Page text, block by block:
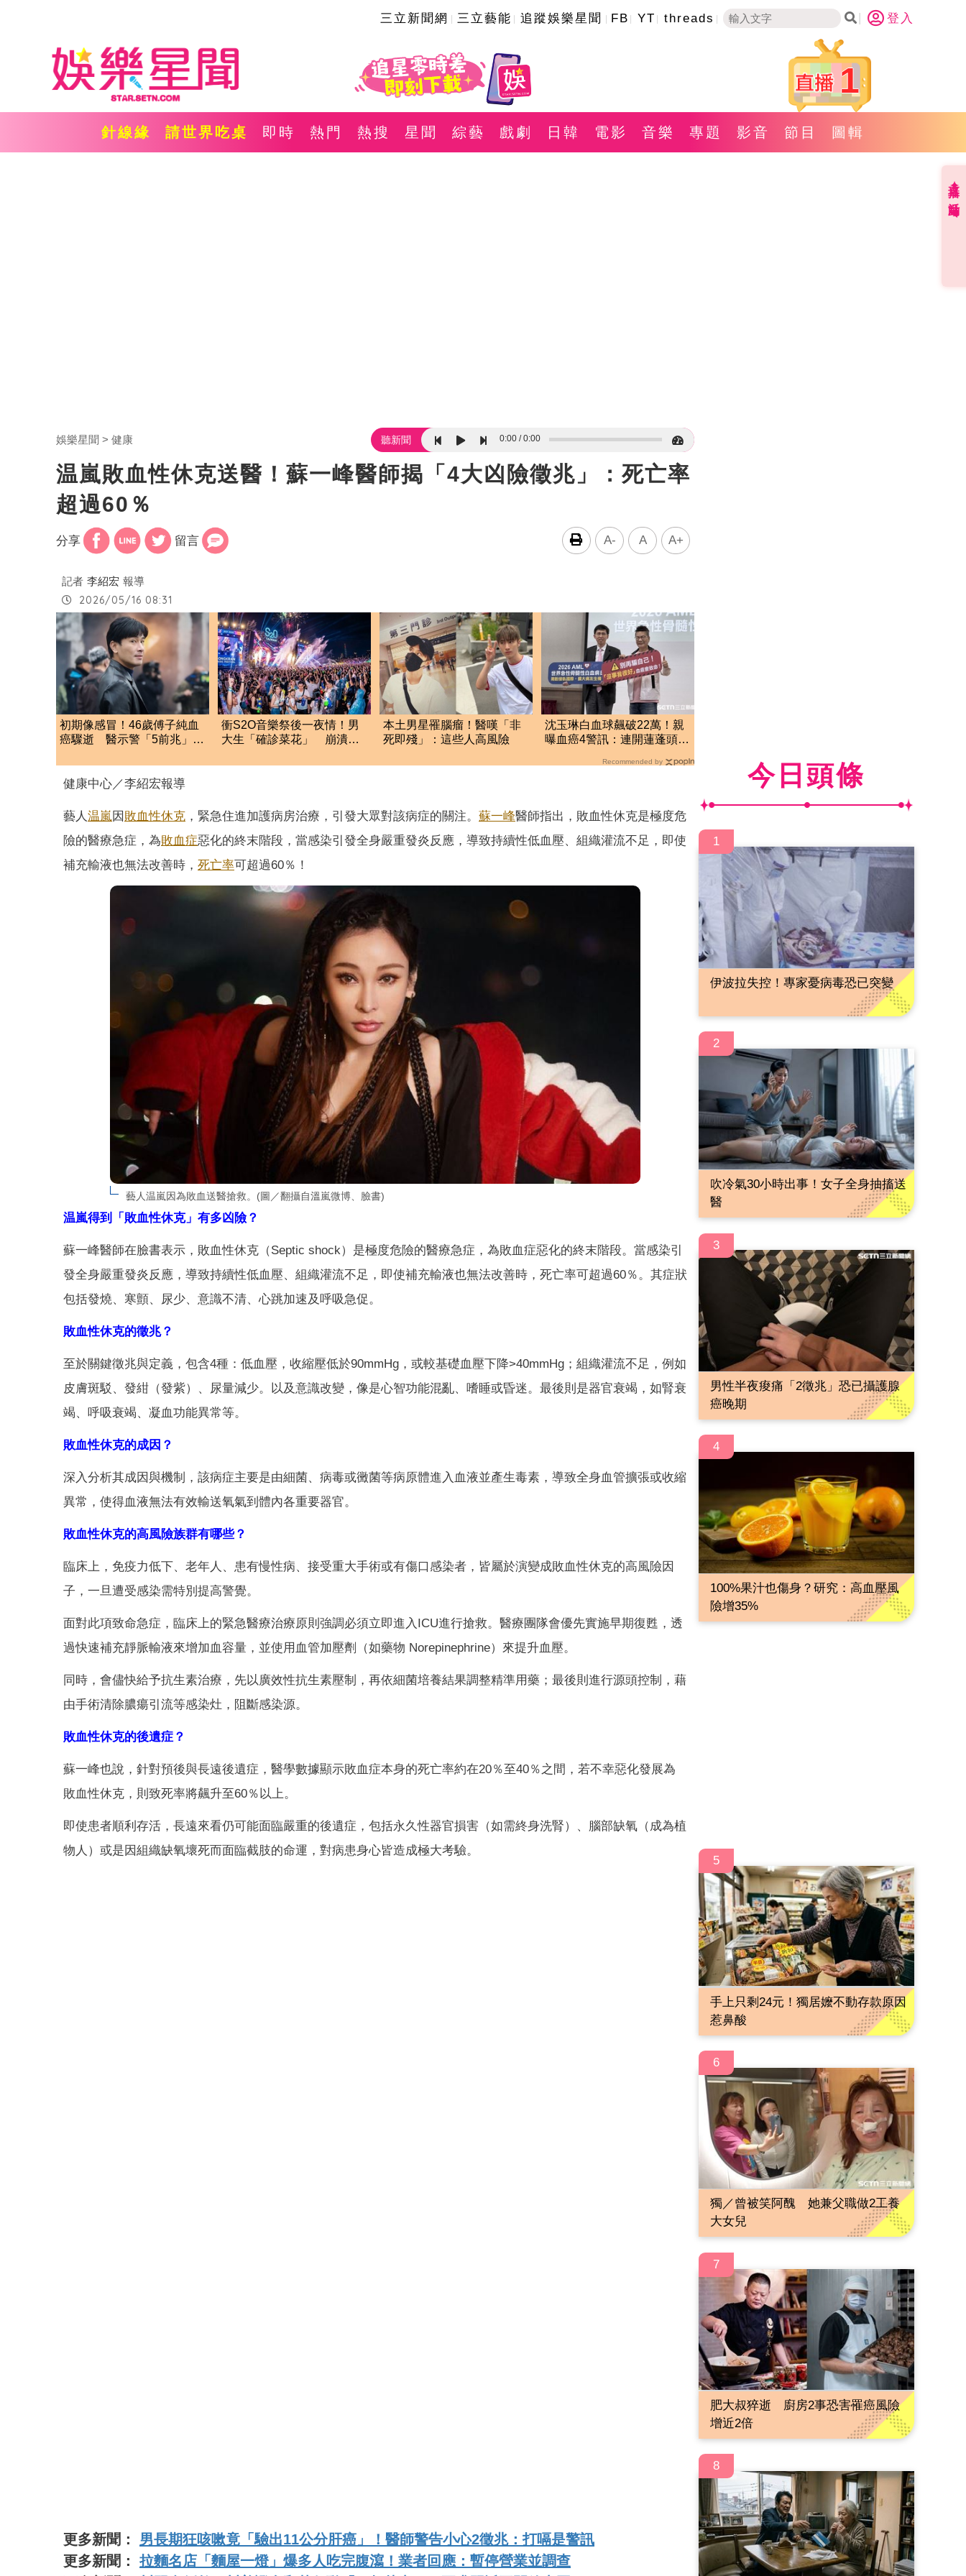
三立新聞網 三立藝能 追蹤娛樂星聞 FB YT threads 登入
1
針線緣 請世界吃桌 即時 熱門 熱搜 星聞 綜藝 戲劇 日韓 電影 音樂 專題 影音 節目 圖輯
娛樂星聞 健康 聽新聞 0:00 0:00
温嵐敗血性休克送醫！蘇一峰醫師揭「4大凶險徵兆」：死亡率
超過60％
分享 留言 A- A A+
記者 李紹宏 報導
2026/05/16 08:31
初期像感冒！46歲傅子純血
癌驟逝 醫示警「5前兆」易
衝S2O音樂祭後一夜情！男
大生「確診菜花」 崩潰
本土男星罹腦瘤！醫嘆「非
死即殘」：這些人高風險
沈玉琳白血球飆破22萬！親
曝血癌4警訊：連開蓮蓬頭都
Recommended by
健康中心／李紹宏報導
藝人温嵐因 敗血性休克 ，緊急住進加護病房治療，引發大眾對該病症的關注。 蘇一峰醫師指出，敗血性休克是極度危
險的醫療急症，為敗血症惡化的終末階段，當感染引發全身嚴重發炎反應，導致持續性低血壓、組織灌流不足，即使
補充輸液也無法改善時， 死亡率可超過60％！
藝人温嵐因為敗血送醫搶救。(圖／翻攝自溫嵐微博、臉書)
温嵐得到「敗血性休克」有多凶險？
蘇一峰醫師在臉書表示，敗血性休克（Septic shock）是極度危險的醫療急症，為敗血症惡化的終末階段。當感染引
發全身嚴重發炎反應，導致持續性低血壓、組織灌流不足，即使補充輸液也無法改善時，死亡率可超過60％。其症狀
包括發燒、寒顫、尿少、意識不清、心跳加速及呼吸急促。
敗血性休克的徵兆？
至於關鍵徵兆與定義，包含4種：低血壓，收縮壓低於90mmHg，或較基礎血壓下降>40mmHg；組織灌流不足，例如
皮膚斑駁、發紺（發紫）、尿量減少。以及意識改變，像是心智功能混亂、嗜睡或昏迷。最後則是器官衰竭，如腎衰
竭、呼吸衰竭、凝血功能異常等。
敗血性休克的成因？
深入分析其成因與機制，該病症主要是由細菌、病毒或黴菌等病原體進入血液並產生毒素，導致全身血管擴張或收縮
異常，使得血液無法有效輸送氧氣到體內各重要器官。
敗血性休克的高風險族群有哪些？
臨床上，免疫力低下、老年人、患有慢性病、接受重大手術或有傷口感染者，皆屬於演變成敗血性休克的高風險因
子，一旦遭受感染需特別提高警覺。
面對此項致命急症，臨床上的緊急醫療治療原則強調必須立即進入ICU進行搶救。醫療團隊會優先實施早期復甦，透
過快速補充靜脈輸液來增加血容量，並使用血管加壓劑（如藥物 Norepinephrine）來提升血壓。
同時，會儘快給予抗生素治療，先以廣效性抗生素壓制，再依細菌培養結果調整精準用藥；最後則進行源頭控制，藉
由手術清除膿瘍引流等感染灶，阻斷感染源。
敗血性休克的後遺症？
蘇一峰也說，針對預後與長遠後遺症，醫學數據顯示敗血症本身的死亡率約在20％至40％之間，若不幸惡化發展為
敗血性休克，則致死率將飆升至60％以上。
即使患者順利存活，長遠來看仍可能面臨嚴重的後遺症，包括永久性器官損害（如需終身洗腎）、腦部缺氧（成為植
物人）或是因組織缺氧壞死而面臨截肢的命運，對病患身心皆造成極大考驗。
更多新聞： 男長期狂咳嗽竟「驗出11公分肝癌」！醫師警告小心2徵兆：打嗝是警訊
更多新聞： 拉麵名店「麵屋一燈」爆多人吃完腹瀉！業者回應：暫停營業並調查
今日頭條
1
伊波拉失控！專家憂病毒恐已突變
2
吹冷氣30小時出事！女子全身抽搐送
醫
3
男性半夜痠痛「2徵兆」恐已攝護腺
癌晚期
4
100%果汁也傷身？研究：高血壓風
險增35%
5
手上只剩24元！獨居嬤不動存款原因
惹鼻酸
6
獨／曾被笑阿醜 她兼父職做2工養
大女兒
7
肥大叔猝逝 廚房2事恐害罹癌風險
增近2倍
8
直播✦活動